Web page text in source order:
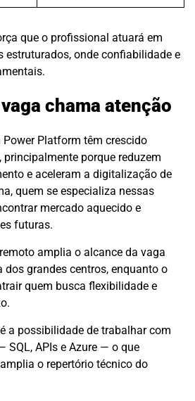
que o profissional atuará em
estruturados, onde confiabilidade e
chama atenção
Platform têm crescido
porque reduzem
e aceleram a digitalização de
quem se especializa nessas
mercado aquecido e
futuras.
amplia o alcance da vaga
grandes centros, enquanto o
quem busca flexibilidade e
a possibilidade de trabalhar com
SQL, APIs e Azure — o que
o repertório técnico do